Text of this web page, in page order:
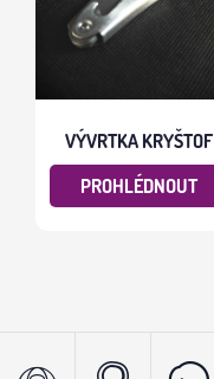
VÝVRTKA KRYŠTOF
PROHLÉDNOUT